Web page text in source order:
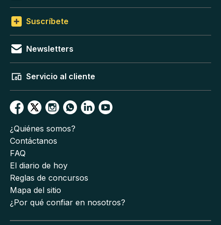
Suscríbete
Newsletters
Servicio al cliente
¿Quiénes somos?
Contáctanos
FAQ
El diario de hoy
Reglas de concursos
Mapa del sitio
¿Por qué confiar en nosotros?